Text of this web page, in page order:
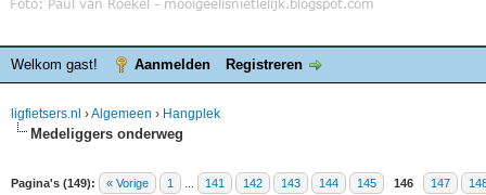
Welkom gast! Aanmelden Registreren
ligfietsers.nl ›Algemeen › Hangplek
Medeliggers onderweg
Pagina's (149): « Vorige 1 141 142 143 144 145 146 147
waardering is 3.86